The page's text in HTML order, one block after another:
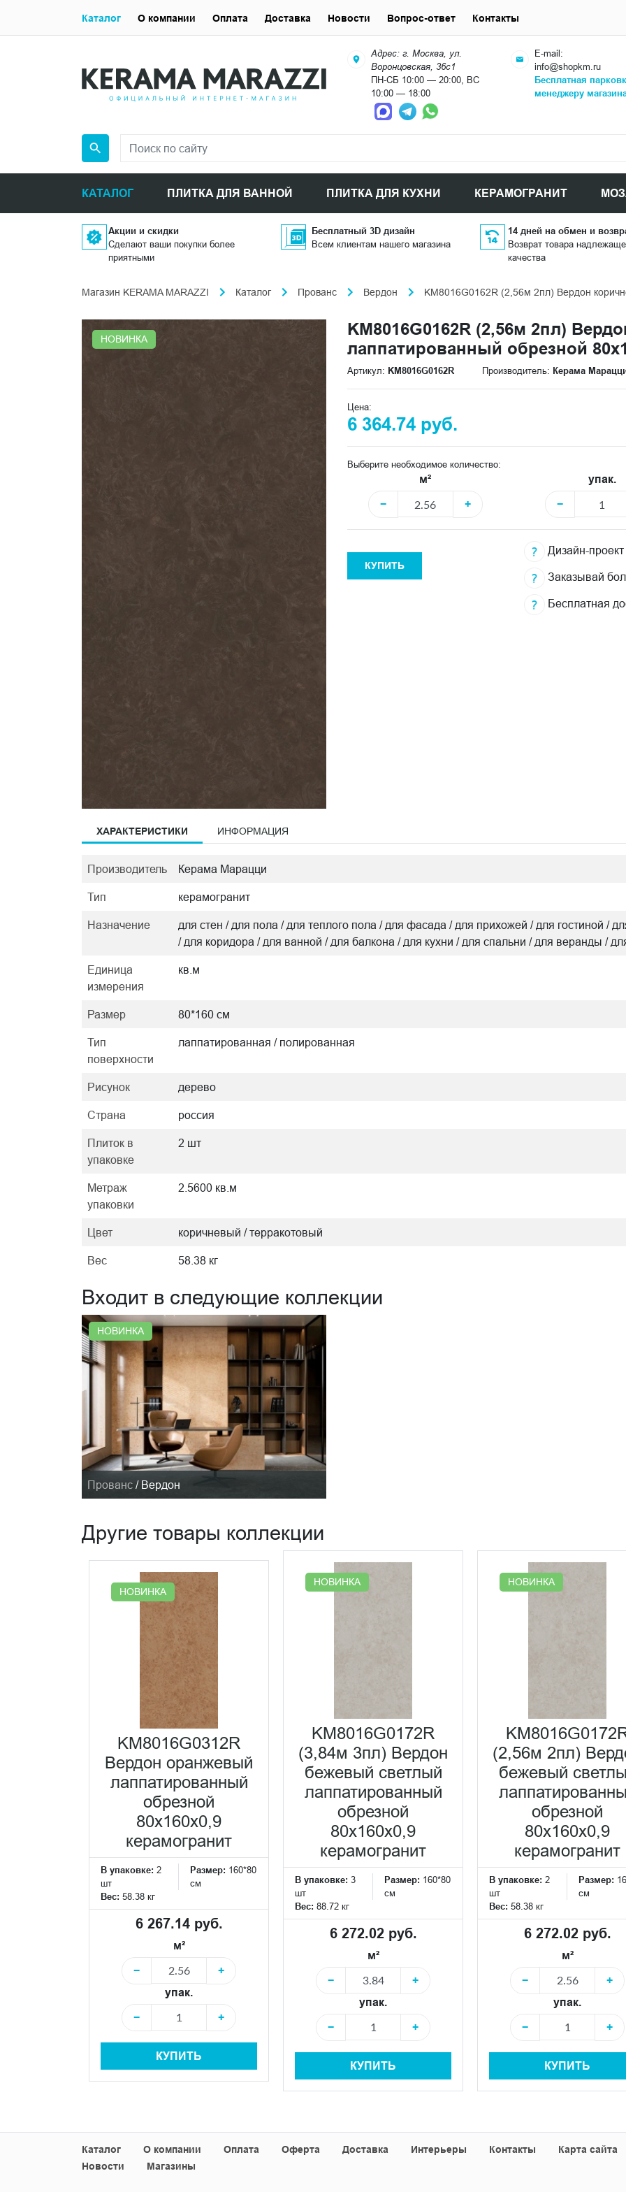
Адрес: г. Москва, ул.
Воронцовская, 36с1
ПН-СБ 10:00 — 20:00, ВС
10:00 — 18:00
E-mail:
info@shopkm.ru
Бесплатная
менеджеру
КАТАЛОГ ПЛИТКА ДЛЯ ВАННОЙ ПЛИТКА ДЛЯ КУХНИ КЕРАМОГРАНИТ
Каталог О компании Оплата Доставка Новости Вопрос-ответ Контакты
Акции и скидки
Сделают ваши покупки более
приятными
Бесплатный 3D дизайн
Всем клиентам нашего магазина
14 дней на обмен и
Возврат товара
качества
Магазин KERAMA MARAZZI Каталог Прованс Вердон KM8016G0162R (2,56м 2пл) Вердон
НОВИНКА
KM8016G0162R (2,56м 2пл)
лаппатированный обрезной
Артикул: KM8016G0162R Производитель: Керама
Цена:
6 364.74 руб.
Выберите необходимое количество:
м²
−
+
упак.
−
КУПИТЬ
Дизайн-
Заказывай
Бесплатная
ХАРАКТЕРИСТИКИ ИНФОРМАЦИЯ
Производитель Керама Марацци
Тип керамогранит
Назначение
для стен / для пола / для теплого пола / для фасада / для прихожей / для гостиной /
/ для коридора / для ванной / для балкона / для кухни / для спальни / для веранды /
Единица
измерения
кв.м
Размер 80*160 см
Тип
поверхности
лаппатированная / полированная
Рисунок дерево
Страна россия
Плиток в
упаковке
2 шт
Метраж
упаковки
2.5600 кв.м
Цвет коричневый / терракотовый
Вес 58.38 кг
Входит в следующие коллекции
НОВИНКА
Прованс / Вердон
Другие товары коллекции
НОВИНКА
KM8016G0312R
Вердон оранжевый
лаппатированный
обрезной
80x160x0,9
керамогранит
В упаковке: 2
шт
Размер: 160*80
см
Вес: 58.38 кг
6 267.14 руб.
м²
−
+
упак.
−
+
КУПИТЬ
НОВИНКА
KM8016G0172R
(3,84м 3пл) Вердон
бежевый светлый
лаппатированный
обрезной
80x160x0,9
керамогранит
В упаковке: 3
шт
Размер: 160*80
см
Вес: 88.72 кг
6 272.02 руб.
м²
−
+
упак.
−
+
КУПИТЬ
НОВИНКА
(2,56м 2пл)
бежевый
обрезной
80x160x0,9
керамогранит
В упаковке: 2
шт
Размер:
см
Вес: 58.38 кг
6 272.02 руб.
м²
−
+
упак.
−
+
КУПИТЬ
Каталог О компании Оплата Оферта Доставка Интерьеры Контакты
Карта сайта
Новости
Магазины